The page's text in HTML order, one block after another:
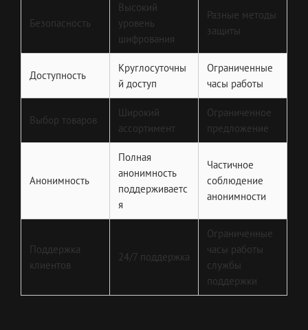
Безопасность
Высокий
уровень
шифрования
Разные методы
защиты
Доступность
Круглосуточны
й доступ
Ограниченные
часы работы
Выбор товаров
Широкий
ассортимент
Ограниченное
предложение
Анонимность
Полная
анонимность
поддерживаетс
я
Частичное
соблюдение
анонимности
Поддержка
клиентов
24/7 поддержка
Ограниченные
часы работы
службы
поддержки